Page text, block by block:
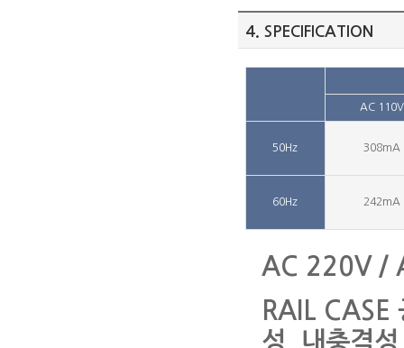
4. SPECIFICATION
AC 110V
50Hz 308mA
60Hz 242mA
AC 220V /
RAIL CASE
성, 내충격